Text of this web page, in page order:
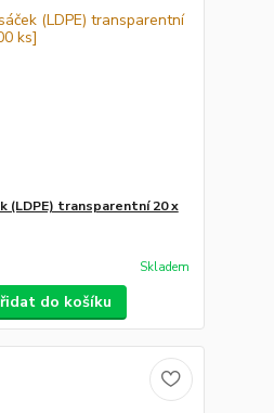
(LDPE) transparentní 20 x
Skladem
do košíku